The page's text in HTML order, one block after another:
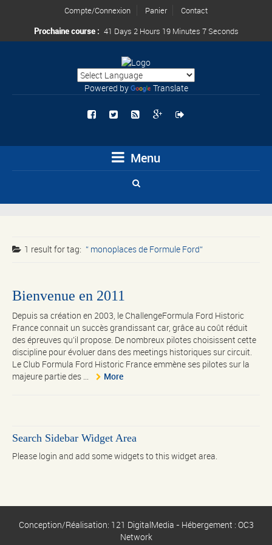
Compte/Connexion Panier
Contact
Prochaine course : 41 Days 2 Hours 19 Minutes 7 Seconds
Powered by Translate
Menu
1 result fortag: monoplaces de Formule Ford
Bienvenue en 2011
Depuis sa création en 2003, le ChallengeFormula Ford Historic
France connait un succès grandissant car, grâce au coût réduit
des épreuves qu’il propose. De nombreux pilotes choisissent cette
discipline pour évoluer dans des meetings historiques sur circuit.
Le Club Formula Ford Historic France emmène ses pilotes sur la
majeure partie des ...
More
Search Sidebar Widget Area
Please login and add some widgets to this widget area.
Conception/Réalisation: 121 DigitalMedia - Hébergement : OC3
Network